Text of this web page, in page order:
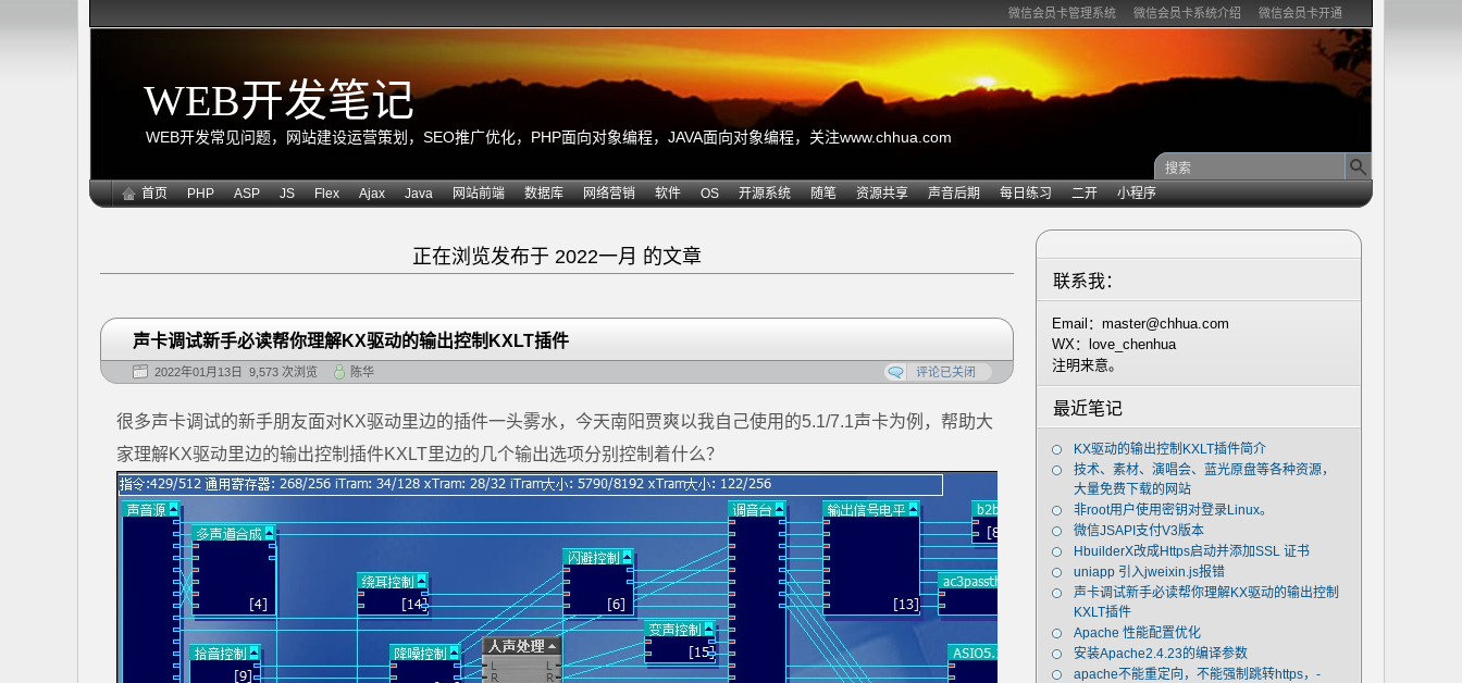
微信会员卡管理系统 微信会员卡系统介绍 微信会员卡开通
WEB开发笔记
WEB开发常见问题，网站建设运营策划，SEO推广优化，PHP面向对象编程，JAVA面向对象编程，关注www.chhua.com
首页 PHP ASP JS Flex Ajax Java 网站前端 数据库 网络营销 软件 OS 开源系统 随笔 资源共享 声音后期 每日练习 二开 小程序
正在浏览发布于 2022一月 的文章
声卡调试新手必读帮你理解KX驱动的输出控制KXLT插件
2022年01月13日 9,573 次浏览 陈华 评论已关闭
很多声卡调试的新手朋友面对KX驱动里边的插件一头雾水，今天南阳贾爽以我自己使用的5.1/7.1声卡为例，帮助大
家理解KX驱动里边的输出控制插件KXLT里边的几个输出选项分别控制着什么？
联系我：
Email：master@chhua.com
WX：love_chenhua
注明来意。
最近笔记
KX驱动的输出控制KXLT插件简介
技术、素材、演唱会、蓝光原盘等各种资源，
大量免费下载的网站
非root用户使用密钥对登录Linux。
微信JSAPI支付V3版本
HbuilderX改成Https启动并添加SSL 证书
uniapp 引入jweixin.js报错
声卡调试新手必读帮你理解KX驱动的输出控制
KXLT插件
Apache 性能配置优化
安装Apache2.4.23的编译参数
apache不能重定向，不能强制跳转https，-